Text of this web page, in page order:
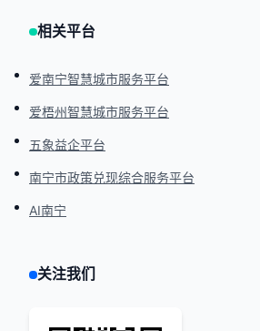
相关平台
爱南宁智慧城市服务平台
爱梧州智慧城市服务平台
五象益企平台
南宁市政策兑现综合服务平台
AI南宁
关注我们